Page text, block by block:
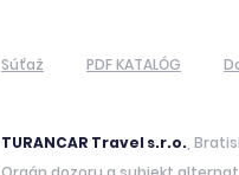
Súťaž PDF KATALÓG
TURANCAR Travel s.r.o.,